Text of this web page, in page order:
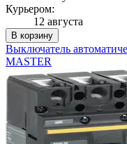
Курьером:
12 августа
В корзину
Выключатель
MASTER